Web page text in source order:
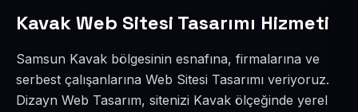
Kavak Web Sitesi Tasarımı Hizmeti
Samsun Kavak bölgesinin esnafına, firmalarına ve
serbest çalışanlarına Web Sitesi Tasarımı veriyoruz.
Dizayn Web Tasarım, sitenizi Kavak ölçeğinde yerel